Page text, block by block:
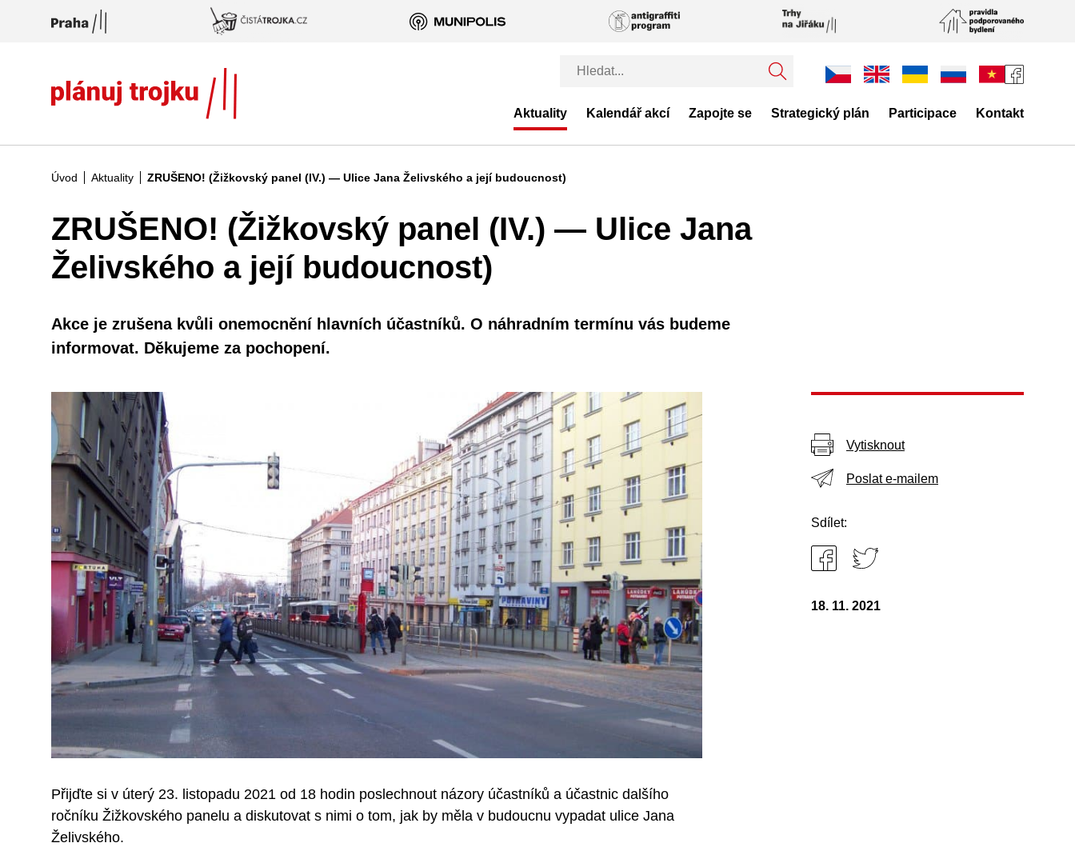
Přeskočit na hlavní obsah
Aktuality Kalendář akcí Zapojte se Strategický plán Participace Kontakt
Úvod Aktuality ZRUŠENO! (Žižkovský panel (IV.) — Ulice Jana Želivského a její budoucnost)
ZRUŠENO! (Žižkovský panel (IV.) — Ulice Jana
Želivského a její budoucnost)
​Akce je zrušena kvůli onemocnění hlavních účastníků. O náhradním termínu vás budeme
informovat. Děkujeme za pochopení.
Přijďte si v úterý 23. listopadu 2021 od 18 hodin poslechnout názory účastníků a účastnic dalšího
ročníku Žižkovského panelu a diskutovat s nimi o tom, jak by měla v budoucnu vypadat ulice Jana
Želivského.
Vytisknout
Poslat e-mailem
Sdílet:
18. 11. 2021